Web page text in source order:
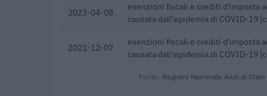
2023-04-08
esenzioni fiscali e crediti d'imposta
causata dall'epidemia di COVID-19
2021-12-07
esenzioni fiscali e crediti d'imposta
causata dall'epidemia di COVID-19
Fonte: Registro Nazionale Aiuti di Stato